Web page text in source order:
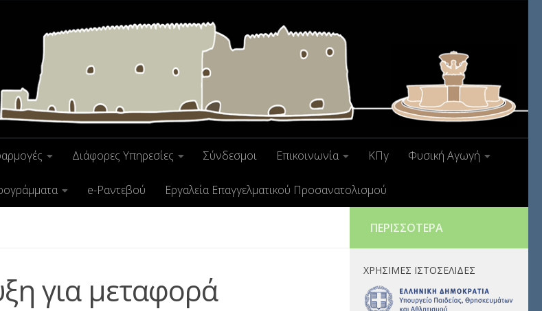
Διάφορες Υπηρεσίες Σύνδεσμοι Επικοινωνία ΚΠγ Φυσική Αγωγή
e-Ραντεβού Εργαλεία Επαγγελματικού Προσανατολισμού
για μεταφορά
ΠΕΡΙΣΣΌΤΕΡΑ
ΧΡΉΣΙΜΕΣ ΙΣΤΟΣΕΛΊΔΕΣ